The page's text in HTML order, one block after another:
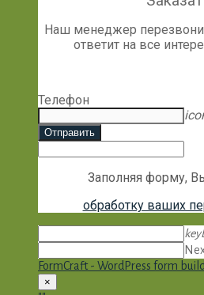
Наш менеджер
ответит на все
Телефон
Отправить
Заполняя форму,
обработку ваших
FormCraft - WordPress form
×